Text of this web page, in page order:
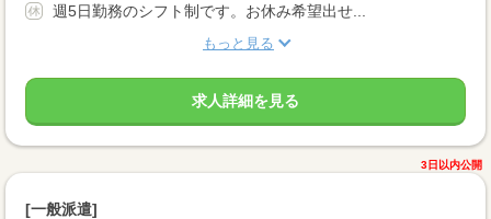
週5日勤務のシフト制です。お休み希望出せ...
もっと見る
求人詳細を見る
3日以内公開
[一般派遣]